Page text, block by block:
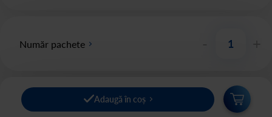
Număr pachete
Adaugă în coș